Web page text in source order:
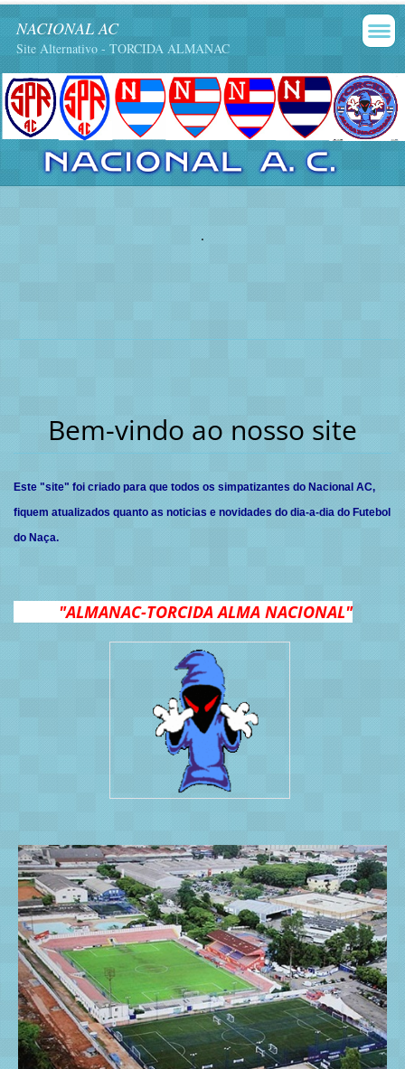
NACIONAL AC
Site Alternativo - TORCIDA ALMANAC
.
Bem-vindo ao nosso site
Este "site" foi criado para que todos os simpatizantes do Nacional AC,
fiquem atualizados quanto as noticias e novidades do dia-a-dia do Futebol
do Naça.
"ALMANAC-TORCIDA ALMA NACIONAL"